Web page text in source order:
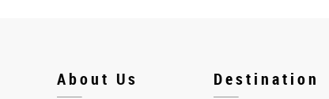
About Us Destination